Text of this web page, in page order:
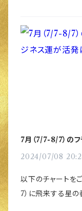
7月（7/7-8/7）の
2024/07/08
以下のチャートを
7）に飛来する星
てまとめています